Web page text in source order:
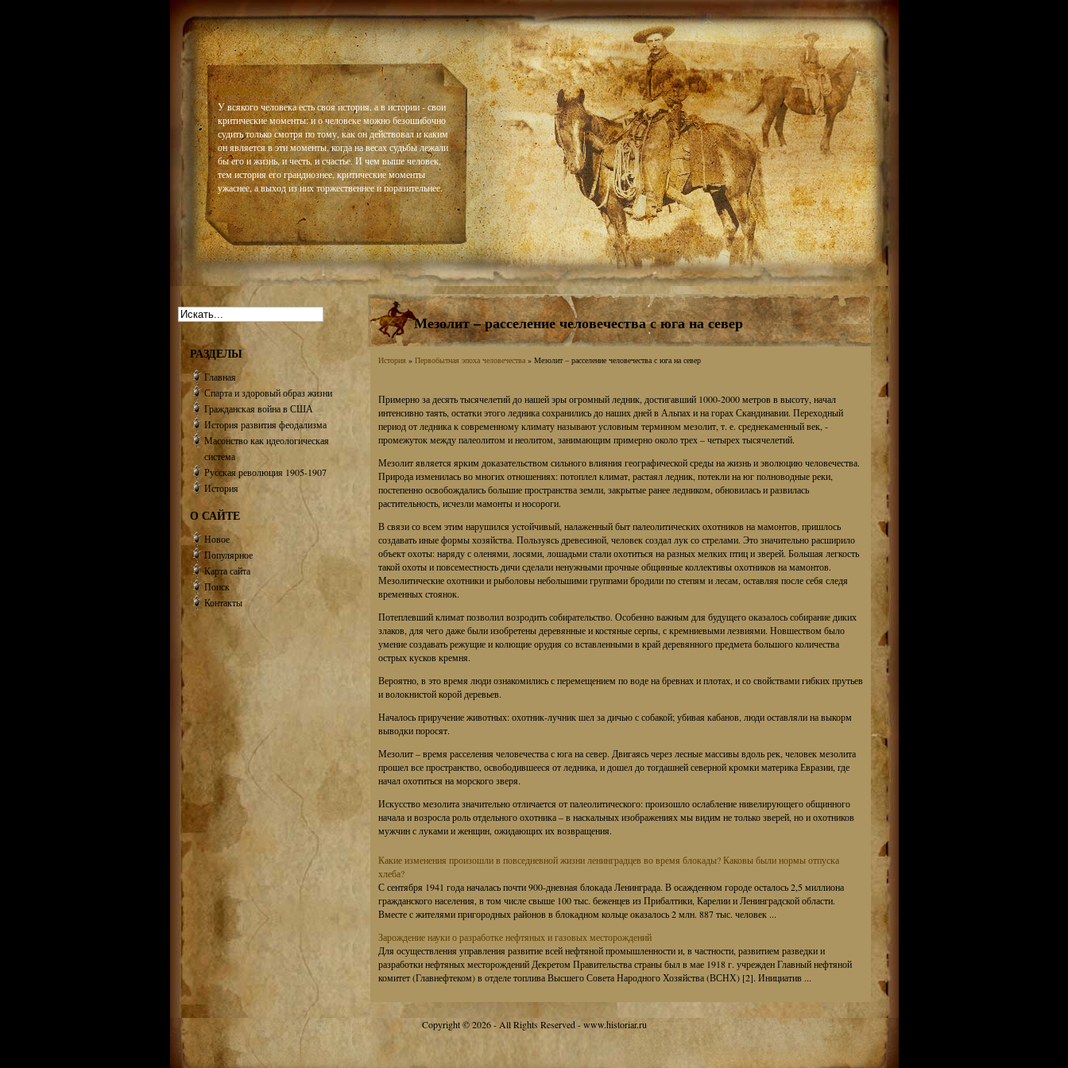
Historiar
У всякого человека есть своя история, а в истории - свои
критические моменты: и о человеке можно безошибочно
судить только смотря по тому, как он действовал и каким
он является в эти моменты, когда на весах судьбы лежали
бы его и жизнь, и честь, и счастье. И чем выше человек,
тем история его грандиознее, критические моменты
ужаснее, а выход из них торжественнее и поразительнее.
Мезолит – расселение человечества с юга на север
История » Первобытная эпоха человечества» Мезолит – расселение человечества с юга на север
Примерно за десять тысячелетий до нашей эры огромный ледник, достигавший 1000-2000 метров в высоту, начал
интенсивно таять, остатки этого ледника сохранились до наших дней в Альпах и на горах Скандинавии. Переходный
период от ледника к современному климату называют условным термином мезолит, т. е. среднекаменный век, -
промежуток между палеолитом и неолитом, занимающим примерно около трех – четырех тысячелетий.
Мезолит является ярким доказательством сильного влияния географической среды на жизнь и эволюцию человечества.
Природа изменилась во многих отношениях: потоплел климат, растаял ледник, потекли на юг полноводные реки,
постепенно освобождались большие пространства земли, закрытые ранее ледником, обновилась и развилась
растительность, исчезли мамонты и носороги.
В связи со всем этим нарушился устойчивый, налаженный быт палеолитических охотников на мамонтов, пришлось
создавать иные формы хозяйства. Пользуясь древесиной, человек создал лук со стрелами. Это значительно расширило
объект охоты: наряду с оленями, лосями, лошадьми стали охотиться на разных мелких птиц и зверей. Большая легкость
такой охоты и повсеместность дичи сделали ненужными прочные общинные коллективы охотников на мамонтов.
Мезолитические охотники и рыболовы небольшими группами бродили по степям и лесам, оставляя после себя следя
временных стоянок.
Потеплевший климат позволил возродить собирательство. Особенно важным для будущего оказалось собирание диких
злаков, для чего даже были изобретены деревянные и костяные серпы, с кремниевыми лезвиями. Новшеством было
умение создавать режущие и колющие орудия со вставленными в край деревянного предмета большого количества
острых кусков кремня.
Вероятно, в это время люди ознакомились с перемещением по воде на бревнах и плотах, и со свойствами гибких прутьев
и волокнистой корой деревьев.
Началось приручение животных: охотник-лучник шел за дичью с собакой; убивая кабанов, люди оставляли на выкорм
выводки поросят.
Мезолит – время расселения человечества с юга на север. Двигаясь через лесные массивы вдоль рек, человек мезолита
прошел все пространство, освободившееся от ледника, и дошел до тогдашней северной кромки материка Евразии, где
начал охотиться на морского зверя.
Искусство мезолита значительно отличается от палеолитического: произошло ослабление нивелирующего общинного
начала и возросла роль отдельного охотника – в наскальных изображениях мы видим не только зверей, но и охотников
мужчин с луками и женщин, ожидающих их возвращения.
Какие изменения произошли в повседневной жизни ленинградцев во время блокады? Каковы были нормы отпуска
хлеба?
С сентября 1941 года началась почти 900-дневная блокада Ленинграда. В осажденном городе осталось 2,5 миллиона
гражданского населения, в том числе свыше 100 тыс. беженцев из Прибалтики, Карелии и Ленинградской области.
Вместе с жителями пригородных районов в блокадном кольце оказалось 2 млн. 887 тыс. человек ...
Зарождение науки о разработке нефтяных и газовых месторождений
Для осуществления управления развитие всей нефтяной промышленности и, в частности, развитием разведки и
разработки нефтяных месторождений Декретом Правительства страны был в мае 1918 г. учрежден Главный нефтяной
комитет (Главнефтеком) в отделе топлива Высшего Совета Народного Хозяйства (ВСНХ) [2]. Инициатив ...
РАЗДЕЛЫ
Главная
Спарта и здоровый образ жизни
Гражданская война в США
История развития феодализма
Масонство как идеологическая
система
Русская революция 1905-1907
История
О САЙТЕ
Новое
Популярное
Карта сайта
Поиск
Контакты
Copyright © 2026 - All Rights Reserved - www.historiar.ru